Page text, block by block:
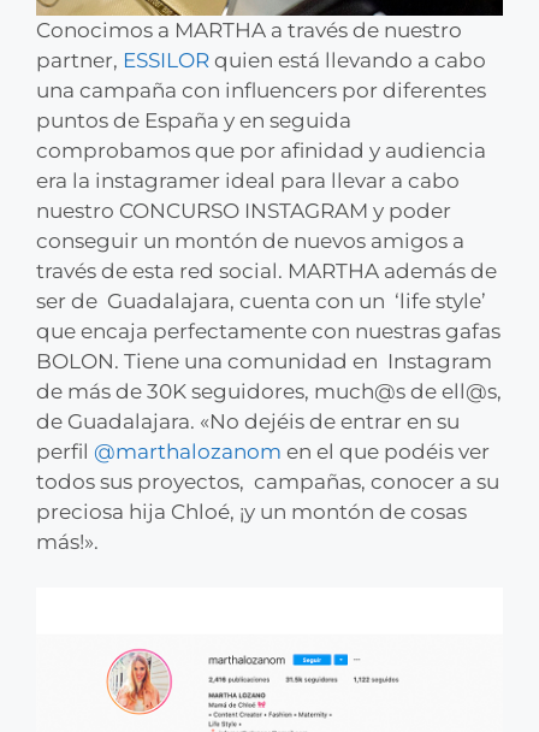
Conocimos a MARTHA a través de nuestro
partner, ESSILOR quien está llevando a cabo
una campaña con influencers por diferentes
puntos de España y en seguida
comprobamos que por afinidad y audiencia
era la instagramer ideal para llevar a cabo
nuestro CONCURSO INSTAGRAM y poder
conseguir un montón de nuevos amigos a
través de esta red social. MARTHA además de
ser de Guadalajara, cuenta con un ‘life style’
que encaja perfectamente con nuestras gafas
BOLON. Tiene una comunidad en Instagram
de más de 30K seguidores, much@s de ell@s,
de Guadalajara. «No dejéis de entrar en su
perfil @marthalozanom en el que podéis ver
todos sus proyectos, campañas, conocer a su
preciosa hija Chloé, ¡y un montón de cosas
más!».